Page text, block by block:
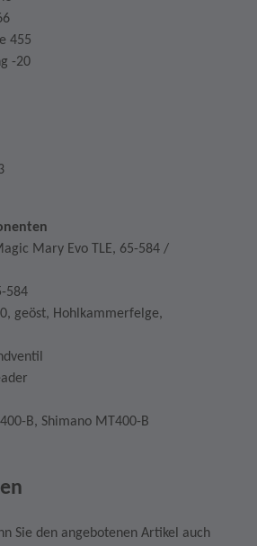
455
-20
Mary Evo TLE, 65-584 /
584
geöst, Hohlkammerfelge,
B, Shimano MT400-B
Sie den angebotenen Artikel auch